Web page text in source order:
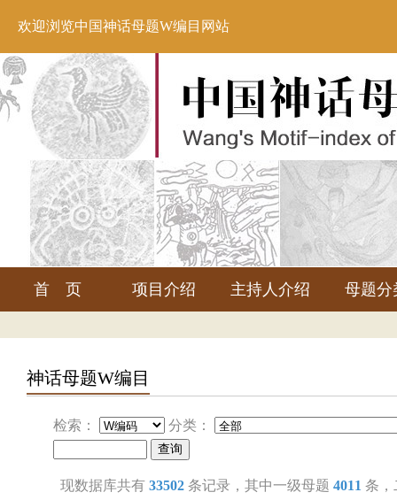
欢迎浏览中国神话母题W编目网站
首 页 项目介绍 主持人介绍 母题分
神话母题W编目
检索： 分类：
现数据库共有 33502 条记录，其中一级母题 4011 条